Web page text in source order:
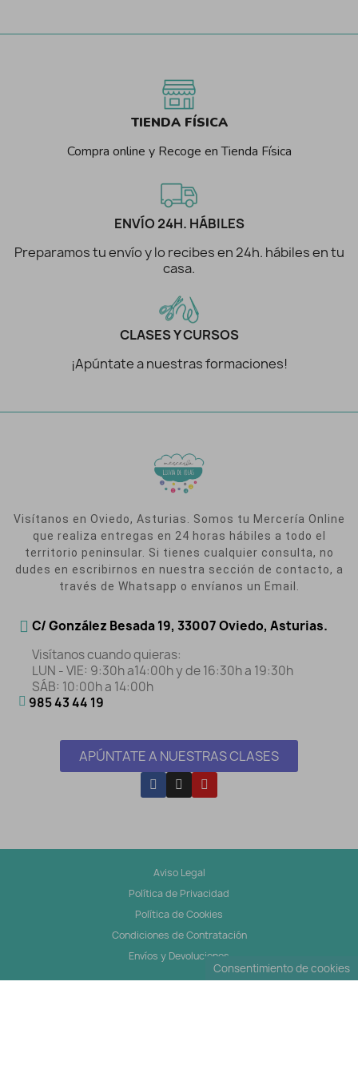
TIENDA FÍSICA
Compra online y Recoge en Tienda Física
ENVÍO 24H. HÁBILES
Preparamos tu envío y lo recibes en 24h. hábiles en tu
casa.
CLASES Y CURSOS
¡Apúntate a nuestras formaciones!
Visítanos en Oviedo, Asturias. Somos tu Mercería Online
que realiza entregas en 24 horas hábiles a todo el
territorio peninsular. Si tienes cualquier consulta, no
dudes en escribirnos en nuestra sección de contacto, a
través de Whatsapp o envíanos un Email.
C/ González Besada 19, 33007 Oviedo, Asturias.
Visítanos cuando quieras:
LUN - VIE: 9:30h a14:00h y de 16:30h a 19:30h
SÁB: 10:00h a 14:00h
985 43 44 19
APÚNTATE A NUESTRAS CLASES
Aviso Legal
Política de Privacidad
Política de Cookies
Condiciones de Contratación
Envíos y Devoluciones
Consentimiento de cookies